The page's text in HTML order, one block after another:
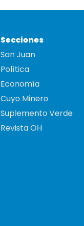
Secciones
San Juan
Política
Economía
Cuyo Minero
Suplemento Verde
Revista OH